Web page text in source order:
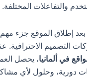
والتفاعلات المختلفة.
بعد إطلاق الموقع جزء
التصميم الاحترافية.
في ألمانيا، يحصل
دورية، وحلول لأي مشاكل